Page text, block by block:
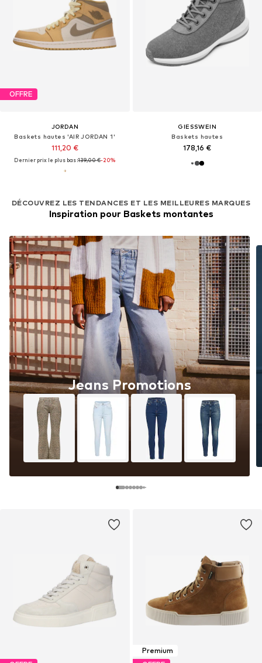
OFFRE
JORDAN
Baskets hautes 'AIR JORDAN 1'
111,20 €
Dernier prix le plus bas :139,00 €-20%
GIESSWEIN
Baskets hautes
178,16 €
DÉCOUVREZ LES TENDANCES ET LES MEILLEURES MARQUES
Inspiration pour Baskets montantes
Jeans Promotions
Premium